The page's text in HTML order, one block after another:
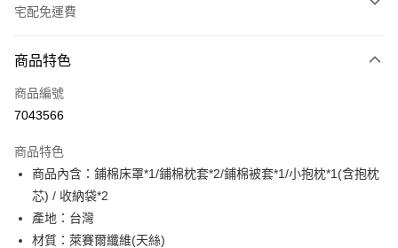
宅配免運費
信用卡一次付款
LINE Pay
街口支付
悠遊付
全盈+PAY
商品特色
商品編號
7043566
商品特色
商品內含：鋪棉床罩*1/鋪棉枕套*2/鋪棉被套*1/小抱枕*1(含抱枕
芯) / 收納袋*2
產地：台灣
材質：萊賽爾纖維(天絲)